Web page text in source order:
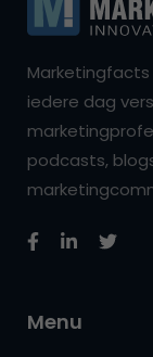
iedere dag
podcasts,
Menu